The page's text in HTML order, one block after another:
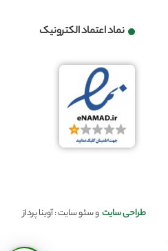
نماد اعتماد الکترونیک
طراحی سایتو سئو سایت : آوینا پرداز